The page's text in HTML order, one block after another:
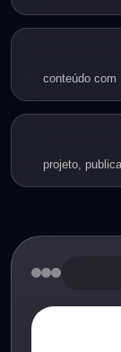
conteúdo com
projeto,